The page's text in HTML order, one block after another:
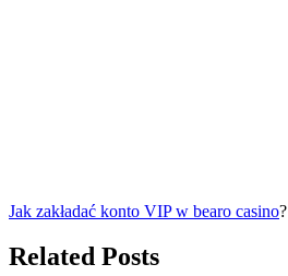
Jak zakładać konto VIP w bearo casino?
Related Posts